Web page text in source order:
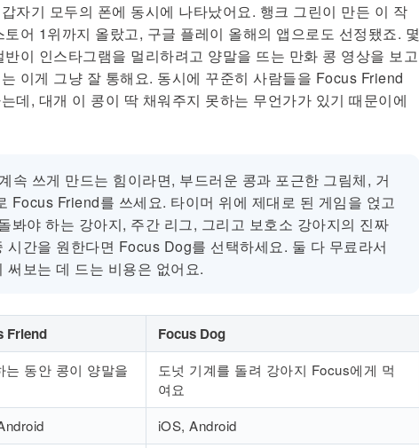
자기 모두의 폰에 동시에 나타났어요. 행크 그린이 만든 이 작
어 1위까지 올랐고, 구글 플레이 올해의 앱으로도 선정됐죠. 몇
이 인스타그램을 멀리하려고 양말을 뜨는 만화 콩 영상을 보고
이게 그냥 잘 통해요. 동시에 꾸준히 사람들을 Focus Friend
데, 대개 이 콩이 딱 채워주지 못하는 무언가가 있기 때문이에
속 쓰게 만드는 힘이라면, 부드러운 콩과 포근한 그림체, 거
Focus Friend를 쓰세요. 타이머 위에 제대로 된 게임을 얹고
봐야 하는 강아지, 주간 리그, 그리고 보호소 강아지의 진짜
시간을 원한다면 Focus Dog를 선택하세요. 둘 다 무료라서
써보는 데 드는 비용은 없어요.
Friend Focus Dog
는 동안 콩이 양말을
도넛 기계를 돌려 강아지 Focus에게 먹
여요
iOS, Android